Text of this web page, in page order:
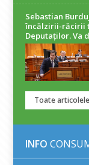
Sebastian
încălzirii-răcirii
Deputaților. Va
Toate
INFO